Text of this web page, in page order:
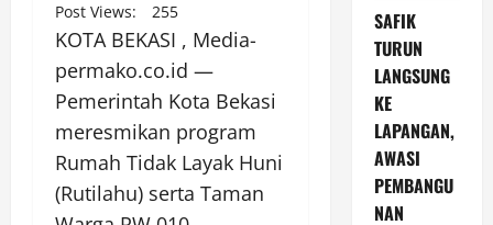
Post Views: 255
KOTA BEKASI , Media-
permako.co.id —
Pemerintah Kota Bekasi
meresmikan program
Rumah Tidak Layak Huni
(Rutilahu) serta Taman
SAFIK
TURUN
LANGSUNG
KE
LAPANGAN,
AWASI
PEMBANGU
NAN